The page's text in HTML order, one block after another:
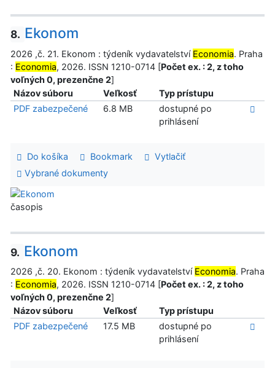
8. Ekonom
2026 ,č. 21. Ekonom : týdeník vydavatelství Economia. Praha
: Economia, 2026. ISSN 1210-0714 [Počet ex. : 2, z toho
voľných 0, prezenčne 2]
Názov súboru
Veľkosť
Typ prístupu
PDF zabezpečené
6.8 MB
dostupné po
prihlásení
Do košíka Bookmark
Vytlačiť
Vybrané dokumenty
časopis
9. Ekonom
2026 ,č. 20. Ekonom : týdeník vydavatelství Economia. Praha
: Economia, 2026. ISSN 1210-0714 [Počet ex. : 2, z toho
voľných 0, prezenčne 2]
Názov súboru
Veľkosť
Typ prístupu
PDF zabezpečené
17.5 MB
dostupné po
prihlásení